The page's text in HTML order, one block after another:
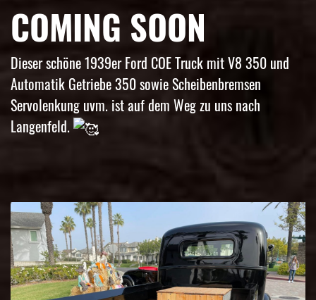
COMING SOON
Dieser schöne 1939er Ford COE Truck mit V8 350 und
Automatik Getriebe 350 sowie Scheibenbremsen
Servolenkung uvm. ist auf dem Weg zu uns nach
Langenfeld.